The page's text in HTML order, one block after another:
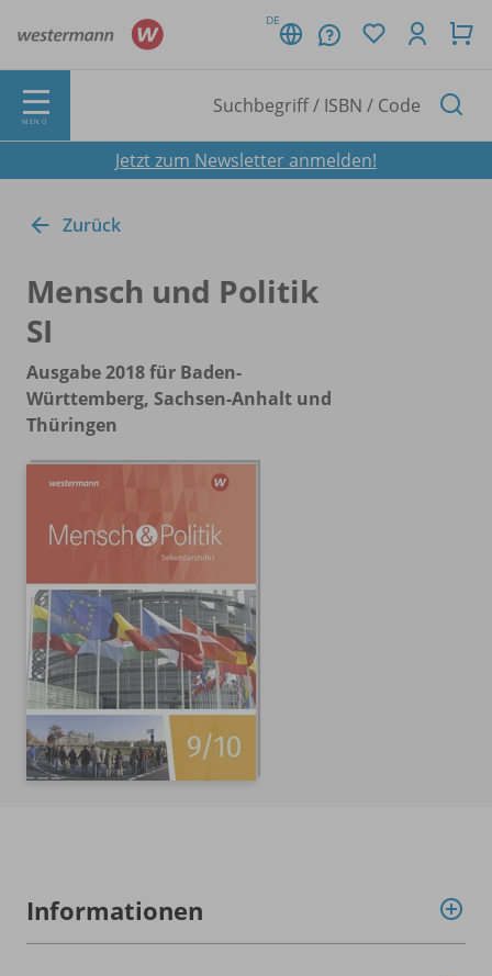
DE
MENÜ
Jetzt zum Newsletter anmelden!
Zurück
Mensch und Politik
SI
Ausgabe 2018 für Baden-
Württemberg, Sachsen-Anhalt und
Thüringen
Informationen